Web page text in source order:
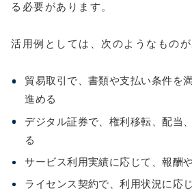
る必要があります。
活用例としては、次のようなものが
貿易取引で、書類や支払い条件を
進める
デジタル証券で、権利移転、配当
る
サービス利用実績に応じて、報酬
ライセンス契約で、利用状況に応